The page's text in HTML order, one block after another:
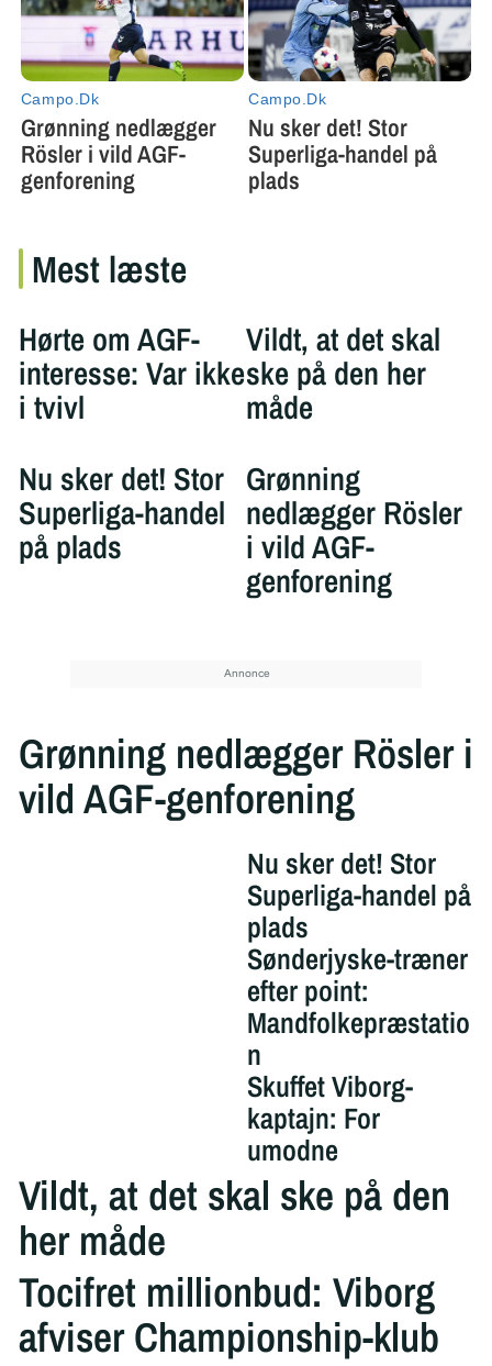
Mest læste
Hørte om AGF-
interesse: Var ikke
i tvivl
Vildt, at det skal
ske på den her
måde
Nu sker det! Stor
Superliga-handel
på plads
Grønning
nedlægger Rösler
i vild AGF-
genforening
Grønning nedlægger Rösler i
vild AGF-genforening
Nu sker det! Stor
Superliga-handel på
plads
Sønderjyske-træner
efter point:
Mandfolkepræstatio
n
Skuffet Viborg-
kaptajn: For
umodne
Vildt, at det skal ske på den
her måde
Tocifret millionbud: Viborg
afviser Championship-klub